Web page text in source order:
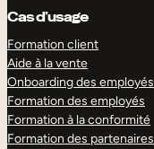
Cas d’usage
Formation client
Aide à la vente
Onboarding des employés
Formation des employés
Formation à la conformité
Formation des partenaires